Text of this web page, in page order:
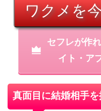
ワクメを
セフレが作
イト・ア
真面目に結婚相手